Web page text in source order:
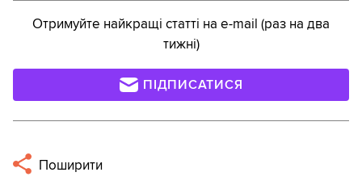
Отримуйте найкращі статті на e-mail (раз на два
тижні)
ПІДПИСАТИСЯ
Поширити